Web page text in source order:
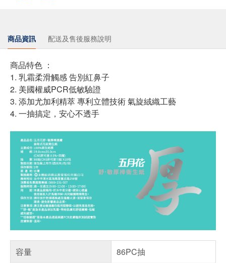
商品資訊 配送及售後服務說明
商品特色 ：
1. 乳霜柔滑觸感 告別紅鼻子
2. 美國權威PCR低敏驗證
3. 添加尤加利精萃 專利立體技術 氣旋絨織工藝
4. 一抽搞定，安心不透手
容量
86PC抽